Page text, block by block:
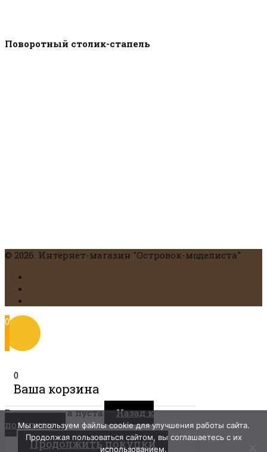
Поворотный столик-стапель
© 2026. Интернет-магазин "Островок-моделиста"
0
0
Ваша корзина
Ваша корзина пуста
Назад к
покупкам
Продолжить покупки
Мы используем файлы cookie для улучшения работы сайта.
Продолжая пользоваться сайтом, вы соглашаетесь с их
использованием.